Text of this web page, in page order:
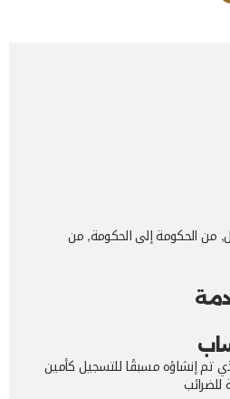
من الحكومة إلى الحكومة, من
تم إنشاؤه مسبقًا للتسجيل كأمين
للضرائب